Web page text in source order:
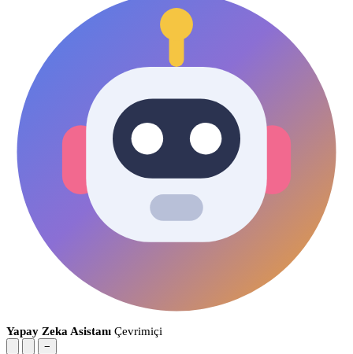
Yapay Zeka Asistanı Çevrimiçi
−